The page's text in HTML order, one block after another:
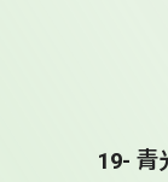
19- 青